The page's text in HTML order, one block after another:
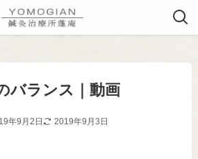
バランス｜動画
年9月2日 2019年9月3日